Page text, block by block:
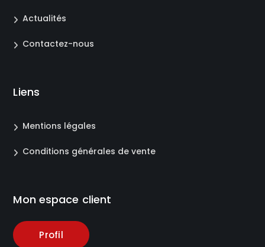
Actualités
Contactez-nous
Liens
Mentions légales
Conditions générales de vente
Mon espace client
Profil